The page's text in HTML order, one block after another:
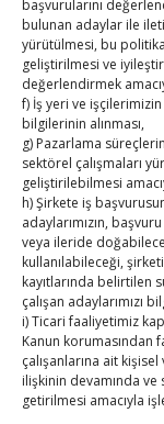
başvurularını
bulunan adaylar ile
yürütülmesi, bu
geliştirilmesi ve
değerlendirmek
f) İş yeri ve
bilgilerinin alınması,
g) Pazarlama
sektörel çalışmaları
geliştirilebilmesi
h) Şirkete iş
adaylarımızın,
veya ileride
kullanılabileceği,
kayıtlarında belirtilen
çalışan adaylarımızı
i) Ticari faaliyetimiz
Kanun korumasından
çalışanlarına ait
ilişkinin devamında
getirilmesi amacıyla
17
18
24
25
31
E-BÜLTEN
Kasaba Ekonomi
TOBB HABER
TUTSO İktisadi
Kahramanmaraş
binası hizmete